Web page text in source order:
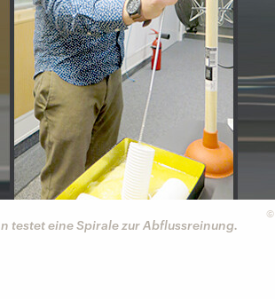
©
testet eine Spirale zur Abflussreinung.